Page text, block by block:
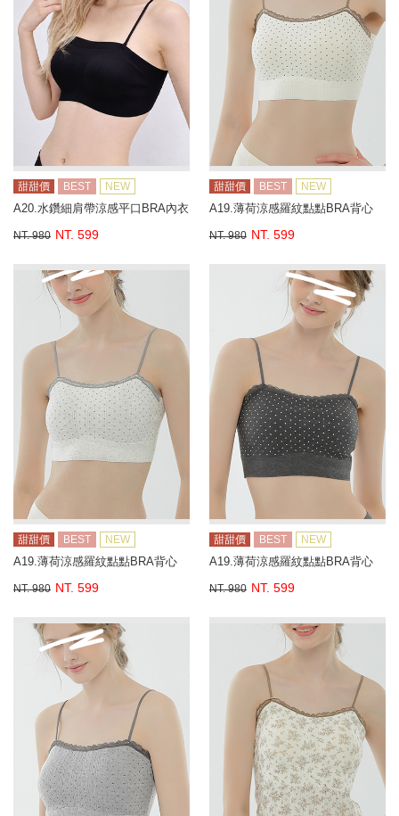
甜甜價 BEST NEW
A20.水鑽細肩帶涼感平口BRA內衣
NT. 980 NT. 599
甜甜價 BEST NEW
A19.薄荷涼感羅紋點點BRA背心
NT. 980 NT. 599
甜甜價 BEST NEW
A19.薄荷涼感羅紋點點BRA背心
NT. 980 NT. 599
甜甜價 BEST NEW
A19.薄荷涼感羅紋點點BRA背心
NT. 980 NT. 599